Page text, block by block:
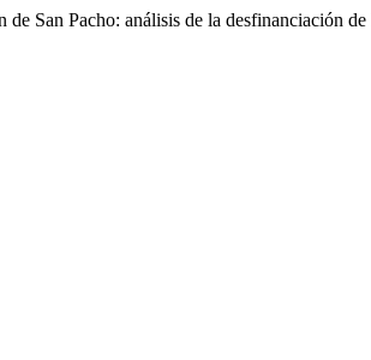
San Pacho: análisis de la desfinanciación